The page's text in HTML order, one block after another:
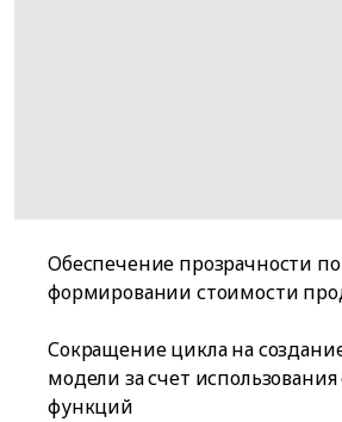
Обеспечение прозрачности
формировании стоимости
Сокращение цикла на
модели за счет
функций